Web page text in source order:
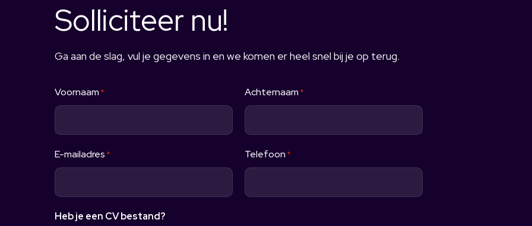
Solliciteer nu!
Ga aan de slag, vul je gegevens in en we komen er heel snel bij je op terug.
Voornaam * Achternaam *
E-mailadres * Telefoon *
Heb je een CV bestand?